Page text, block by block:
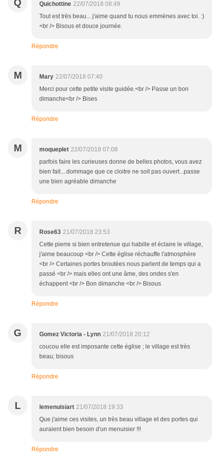
Q Quichottine 22/07/2018 08:49
Tout est très beau... j'aime quand tu nous emmènes avec toi. :)
<br /> Bisous et douce journée.
Répondre
M Mary 22/07/2018 07:40
Merci pour cette petite visite guidée.<br /> Passe un bon
dimanche<br /> Bises
Répondre
M moqueplet 22/07/2018 07:08
parfois faire les curieuses donne de belles photos, vous avez
bien fait....dommage que ce cloitre ne soit pas ouvert...passe
une bien agréable dimanche
Répondre
R Rose63 21/07/2018 23:53
Cette pierre si bien entretenue qui habille et éclaire le village,
j'aime beaucoup <br /> Cette église réchauffe l'atmosphère
<br /> Certaines portes broutées nous parlent de temps qui a
passé <br /> mais elles ont une âme, des ondes s'en
échappent <br /> Bon dimanche <br /> Bisous
Répondre
G Gomez Victoria - Lynn 21/07/2018 20:12
coucou elle est imposante cette église ; le village est très
beau; bisous
Répondre
L lemenuisiart 21/07/2018 19:33
Que j'aime ces visites, un très beau village et des portes qui
auraient bien besoin d'un menuisier !!!
Répondre